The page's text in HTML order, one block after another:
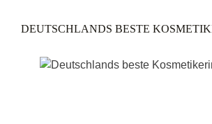
DEUTSCHLANDS BESTE